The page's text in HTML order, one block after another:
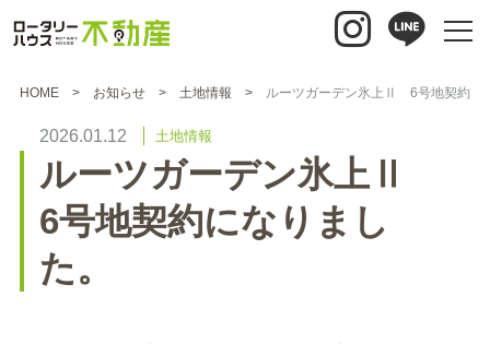
HOME お知らせ 土地情報 ルーツガーデン氷上Ⅱ 6号地契約に
2026.01.12 土地情報
ルーツガーデン氷上Ⅱ
6号地契約になりまし
た。